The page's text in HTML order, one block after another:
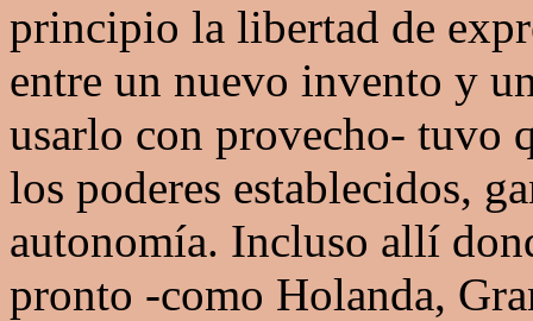
principio la libertad de
entre un nuevo invento y
usarlo con provecho- tuvo
los poderes establecidos,
autonomía. Incluso allí
pronto -como Holanda,